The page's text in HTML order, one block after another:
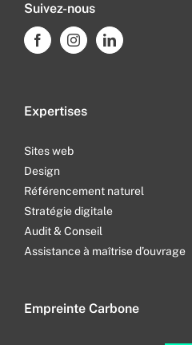
Suivez-nous
Expertises
Sites web
Design
Référencement naturel
Stratégie digitale
Audit & Conseil
Assistance à maîtrise d’ouvrage
Empreinte Carbone